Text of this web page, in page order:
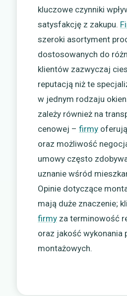
kluczowe czynniki
satysfakcję z zakupu.
szeroki asortyment
dostosowanych do
klientów zazwyczaj
reputacją niż te
w jednym rodzaju
zależy również na
cenowej – firmy
oraz możliwość
umowy często
uznanie wśród
Opinie dotyczące
mają duże znaczenie;
firmy za terminowość
oraz jakość wykonania
montażowych.